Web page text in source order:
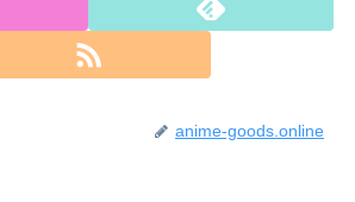
anime-goods.online